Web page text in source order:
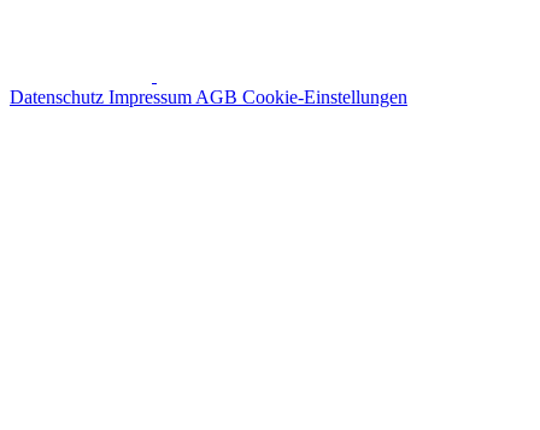
Datenschutz Impressum AGB Cookie-Einstellungen